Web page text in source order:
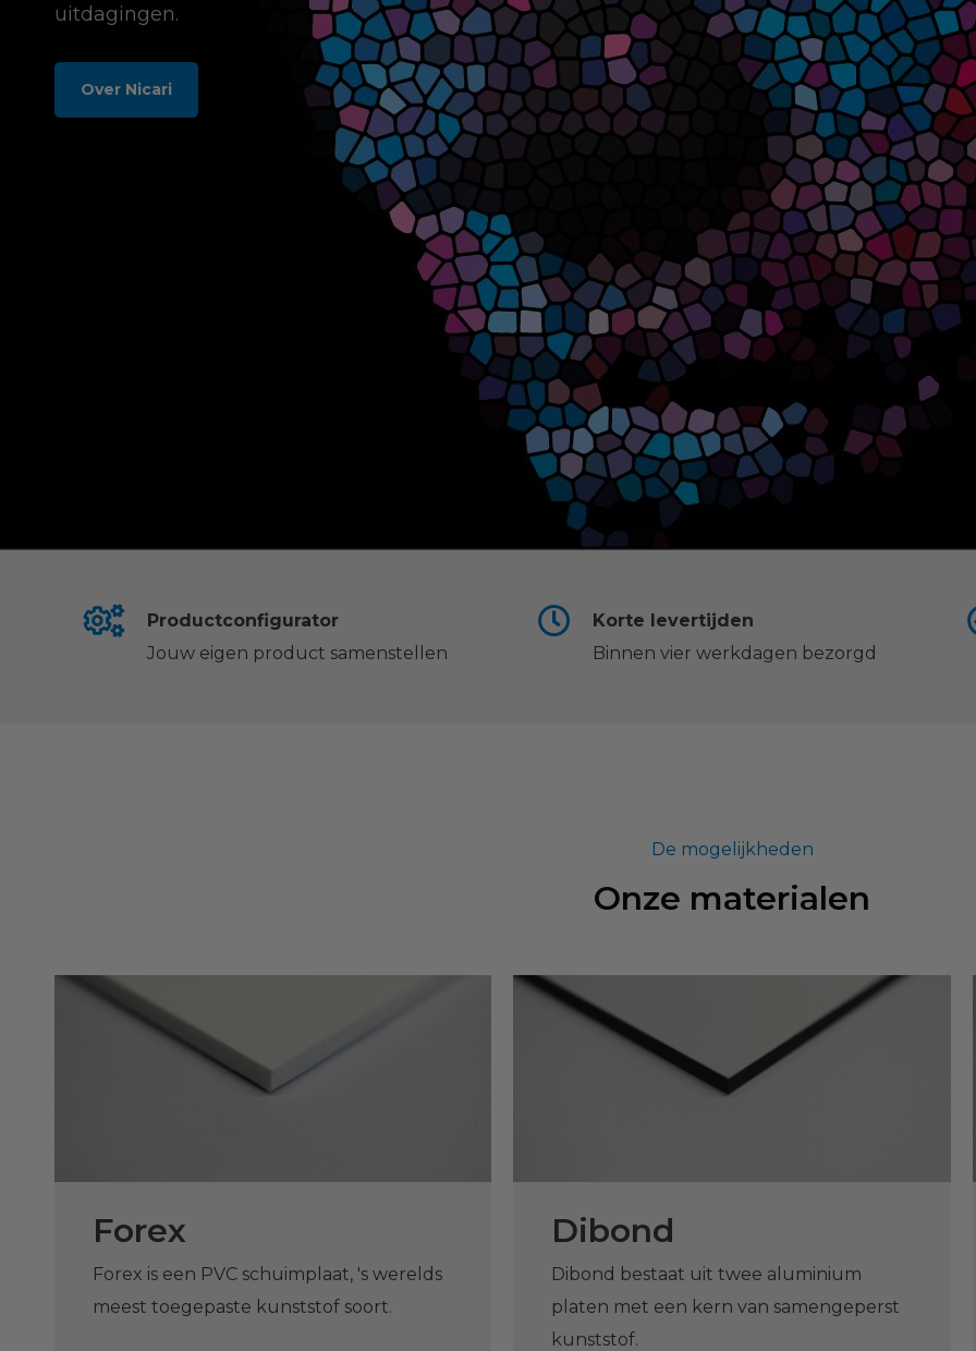
uitdagingen.
Over Nicari
Productconfigurator
Jouw eigen product samenstellen
Korte levertijden
Binnen vier werkdagen bezorgd
De mogelijkheden
Onze materialen
Forex
Forex is een PVC schuimplaat, 's werelds
meest toegepaste kunststof soort.
Dibond
Dibond bestaat uit twee aluminium
platen met een kern van samengeperst
kunststof.